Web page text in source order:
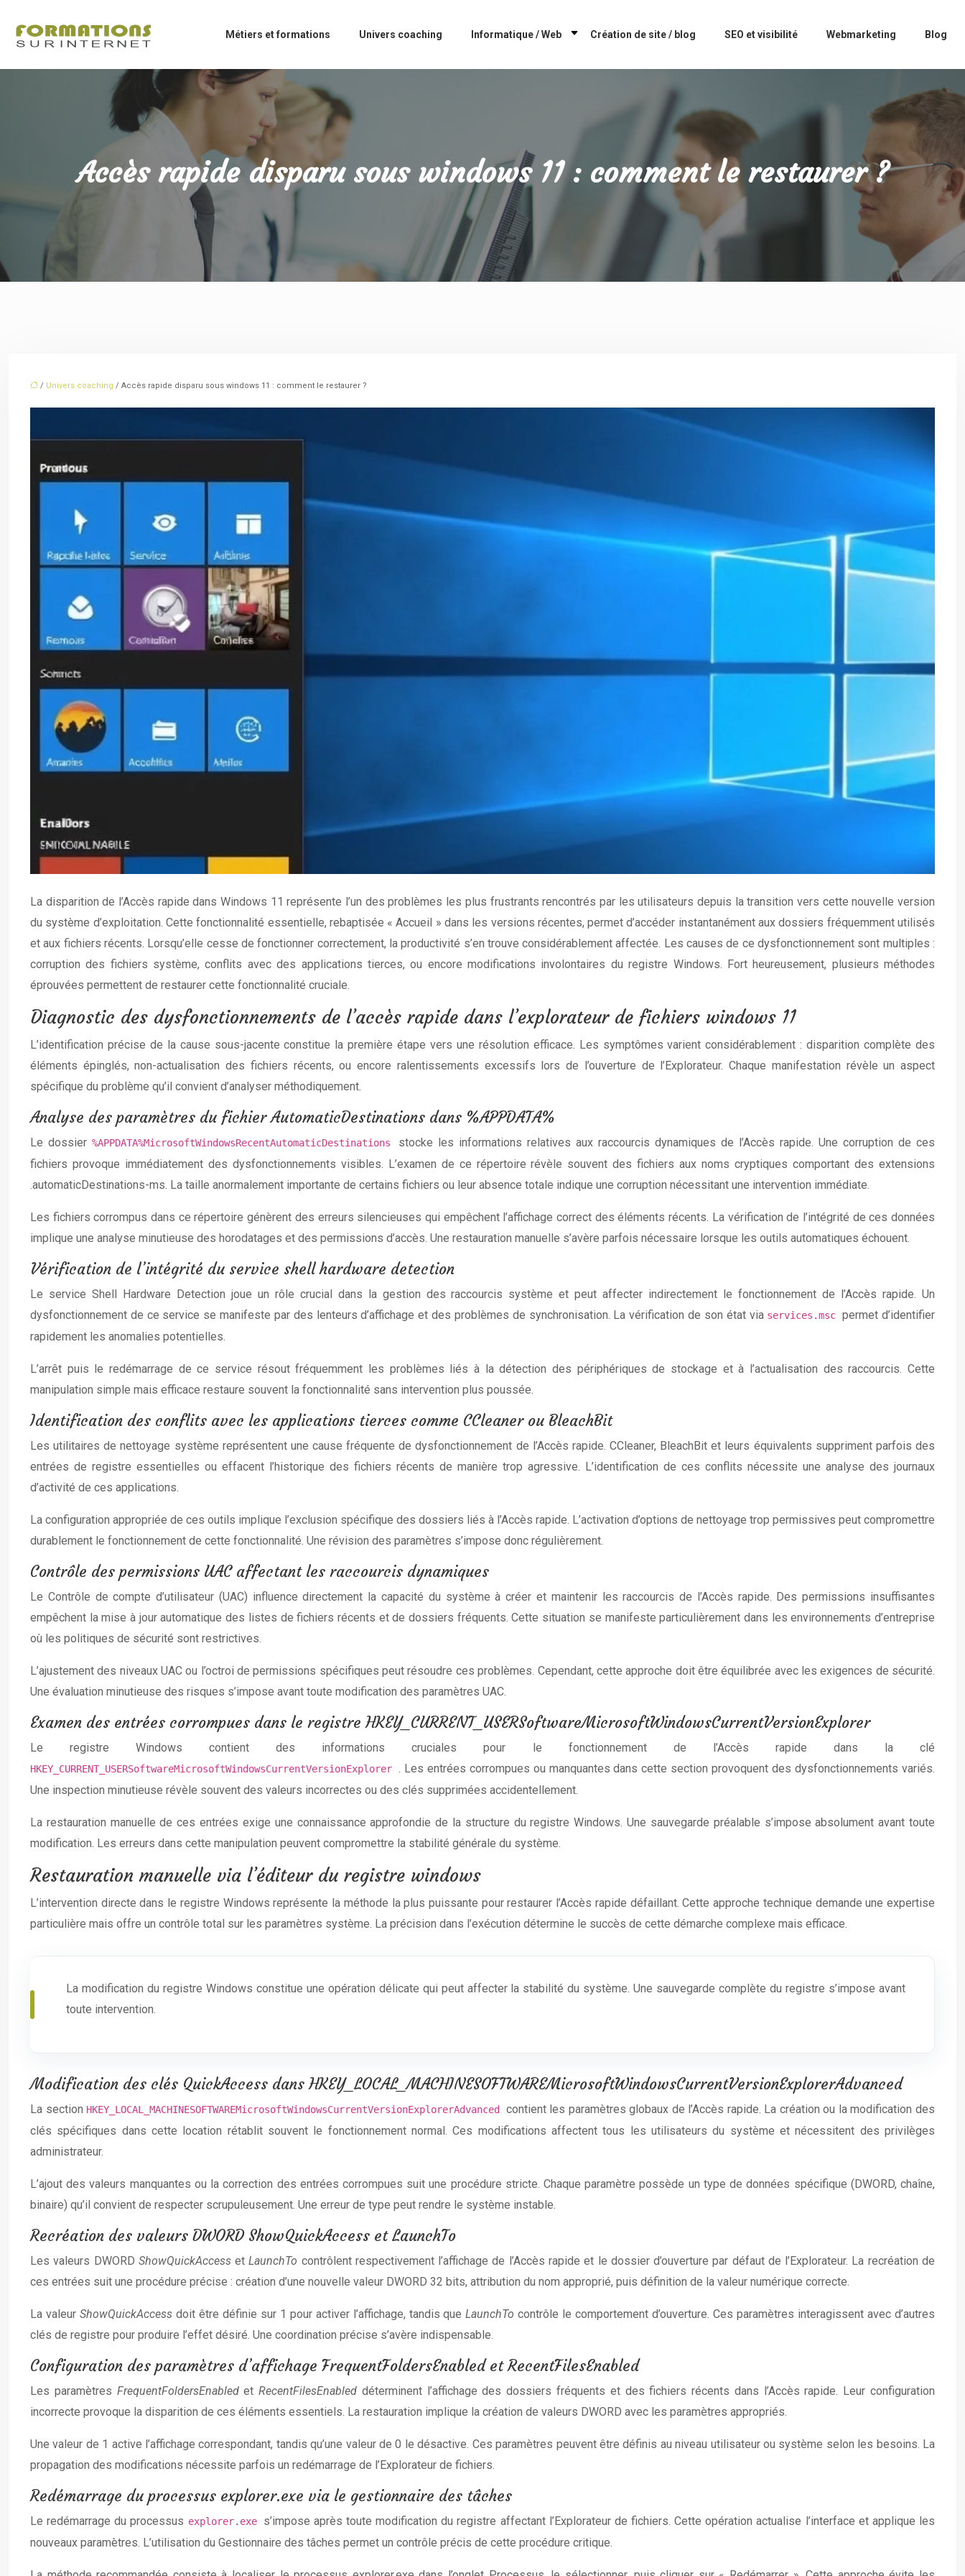
Métiers et formations Univers coaching Informatique / Web Création de site / blog SEO et visibilité Webmarketing Blog
Accès rapide disparu sous windows 11 : comment le restaurer ?
/ Univers coaching / Accès rapide disparu sous windows 11 : comment le restaurer ?
La disparition de l’Accès rapide dans Windows 11 représente l’un des problèmes les plus frustrants rencontrés par les utilisateurs depuis la transition vers cette nouvelle version
du système d’exploitation. Cette fonctionnalité essentielle, rebaptisée « Accueil » dans les versions récentes, permet d’accéder instantanément aux dossiers fréquemment utilisés
et aux fichiers récents. Lorsqu’elle cesse de fonctionner correctement, la productivité s’en trouve considérablement affectée. Les causes de ce dysfonctionnement sont multiples :
corruption des fichiers système, conflits avec des applications tierces, ou encore modifications involontaires du registre Windows. Fort heureusement, plusieurs méthodes
éprouvées permettent de restaurer cette fonctionnalité cruciale.
Diagnostic des dysfonctionnements de l’accès rapide dans l’explorateur de fichiers windows 11
L’identification précise de la cause sous-jacente constitue la première étape vers une résolution efficace. Les symptômes varient considérablement : disparition complète des
éléments épinglés, non-actualisation des fichiers récents, ou encore ralentissements excessifs lors de l’ouverture de l’Explorateur. Chaque manifestation révèle un aspect
spécifique du problème qu’il convient d’analyser méthodiquement.
Analyse des paramètres du fichier AutomaticDestinations dans %APPDATA%
Le dossier %APPDATA%MicrosoftWindowsRecentAutomaticDestinations stocke les informations relatives aux raccourcis dynamiques de l’Accès rapide. Une corruption de ces
fichiers provoque immédiatement des dysfonctionnements visibles. L’examen de ce répertoire révèle souvent des fichiers aux noms cryptiques comportant des extensions
.automaticDestinations-ms. La taille anormalement importante de certains fichiers ou leur absence totale indique une corruption nécessitant une intervention immédiate.
Les fichiers corrompus dans ce répertoire génèrent des erreurs silencieuses qui empêchent l’affichage correct des éléments récents. La vérification de l’intégrité de ces données
implique une analyse minutieuse des horodatages et des permissions d’accès. Une restauration manuelle s’avère parfois nécessaire lorsque les outils automatiques échouent.
Vérification de l’intégrité du service shell hardware detection
Le service Shell Hardware Detection joue un rôle crucial dans la gestion des raccourcis système et peut affecter indirectement le fonctionnement de l’Accès rapide. Un
dysfonctionnement de ce service se manifeste par des lenteurs d’affichage et des problèmes de synchronisation. La vérification de son état via services.mscpermet d’identifier
rapidement les anomalies potentielles.
L’arrêt puis le redémarrage de ce service résout fréquemment les problèmes liés à la détection des périphériques de stockage et à l’actualisation des raccourcis. Cette
manipulation simple mais efficace restaure souvent la fonctionnalité sans intervention plus poussée.
Identification des conflits avec les applications tierces comme CCleaner ou BleachBit
Les utilitaires de nettoyage système représentent une cause fréquente de dysfonctionnement de l’Accès rapide. CCleaner, BleachBit et leurs équivalents suppriment parfois des
entrées de registre essentielles ou effacent l’historique des fichiers récents de manière trop agressive. L’identification de ces conflits nécessite une analyse des journaux
d’activité de ces applications.
La configuration appropriée de ces outils implique l’exclusion spécifique des dossiers liés à l’Accès rapide. L’activation d’options de nettoyage trop permissives peut compromettre
durablement le fonctionnement de cette fonctionnalité. Une révision des paramètres s’impose donc régulièrement.
Contrôle des permissions UAC affectant les raccourcis dynamiques
Le Contrôle de compte d’utilisateur (UAC) influence directement la capacité du système à créer et maintenir les raccourcis de l’Accès rapide. Des permissions insuffisantes
empêchent la mise à jour automatique des listes de fichiers récents et de dossiers fréquents. Cette situation se manifeste particulièrement dans les environnements d’entreprise
où les politiques de sécurité sont restrictives.
L’ajustement des niveaux UAC ou l’octroi de permissions spécifiques peut résoudre ces problèmes. Cependant, cette approche doit être équilibrée avec les exigences de sécurité.
Une évaluation minutieuse des risques s’impose avant toute modification des paramètres UAC.
Examen des entrées corrompues dans le registre HKEY_CURRENT_USERSoftwareMicrosoftWindowsCurrentVersionExplorer
Le registre Windows contient des informations cruciales pour le fonctionnement de l’Accès rapide dans la clé
HKEY_CURRENT_USERSoftwareMicrosoftWindowsCurrentVersionExplorer . Les entrées corrompues ou manquantes dans cette section provoquent des dysfonctionnements variés.
Une inspection minutieuse révèle souvent des valeurs incorrectes ou des clés supprimées accidentellement.
La restauration manuelle de ces entrées exige une connaissance approfondie de la structure du registre Windows. Une sauvegarde préalable s’impose absolument avant toute
modification. Les erreurs dans cette manipulation peuvent compromettre la stabilité générale du système.
Restauration manuelle via l’éditeur du registre windows
L’intervention directe dans le registre Windows représente la méthode la plus puissante pour restaurer l’Accès rapide défaillant. Cette approche technique demande une expertise
particulière mais offre un contrôle total sur les paramètres système. La précision dans l’exécution détermine le succès de cette démarche complexe mais efficace.
La modification du registre Windows constitue une opération délicate qui peut affecter la stabilité du système. Une sauvegarde complète du registre s’impose avant
toute intervention.
Modification des clés QuickAccess dans HKEY_LOCAL_MACHINESOFTWAREMicrosoftWindowsCurrentVersionExplorerAdvanced
La section HKEY_LOCAL_MACHINESOFTWAREMicrosoftWindowsCurrentVersionExplorerAdvanced contient les paramètres globaux de l’Accès rapide. La création ou la modification des
clés spécifiques dans cette location rétablit souvent le fonctionnement normal. Ces modifications affectent tous les utilisateurs du système et nécessitent des privilèges
administrateur.
L’ajout des valeurs manquantes ou la correction des entrées corrompues suit une procédure stricte. Chaque paramètre possède un type de données spécifique (DWORD, chaîne,
binaire) qu’il convient de respecter scrupuleusement. Une erreur de type peut rendre le système instable.
Recréation des valeurs DWORD ShowQuickAccess et LaunchTo
Les valeurs DWORD ShowQuickAccessetLaunchTo contrôlent respectivement l’affichage de l’Accès rapide et le dossier d’ouverture par défaut de l’Explorateur. La recréation de
ces entrées suit une procédure précise : création d’une nouvelle valeur DWORD 32 bits, attribution du nom approprié, puis définition de la valeur numérique correcte.
La valeur ShowQuickAccess doit être définie sur 1 pour activer l’affichage, tandis queLaunchTocontrôle le comportement d’ouverture. Ces paramètres interagissent avec d’autres
clés de registre pour produire l’effet désiré. Une coordination précise s’avère indispensable.
Configuration des paramètres d’affichage FrequentFoldersEnabled et RecentFilesEnabled
Les paramètres FrequentFoldersEnabledetRecentFilesEnabled déterminent l’affichage des dossiers fréquents et des fichiers récents dans l’Accès rapide. Leur configuration
incorrecte provoque la disparition de ces éléments essentiels. La restauration implique la création de valeurs DWORD avec les paramètres appropriés.
Une valeur de 1 active l’affichage correspondant, tandis qu’une valeur de 0 le désactive. Ces paramètres peuvent être définis au niveau utilisateur ou système selon les besoins. La
propagation des modifications nécessite parfois un redémarrage de l’Explorateur de fichiers.
Redémarrage du processus explorer.exe via le gestionnaire des tâches
Le redémarrage du processus explorer.exe s’impose après toute modification du registre affectant l’Explorateur de fichiers. Cette opération actualise l’interface et applique les
nouveaux paramètres. L’utilisation du Gestionnaire des tâches permet un contrôle précis de cette procédure critique.